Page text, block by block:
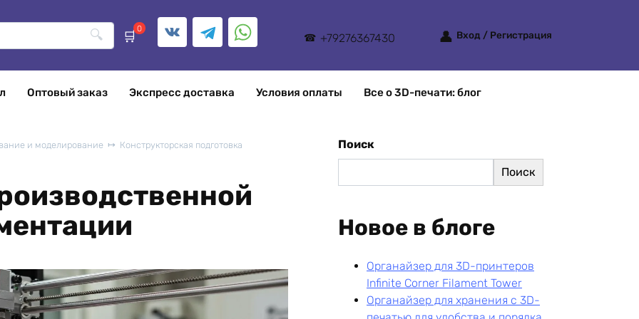
0
+79276367430 Вход / Регистрация
Оптовый заказ Экспресс доставка Условия оплаты Все о 3D-печати: блог
и моделирование Конструкторская подготовка Поиск
Поиск
Новое в блоге
Органайзер для 3D-принтеров
Infinite Corner Filament Tower
Органайзер для хранения с 3D-